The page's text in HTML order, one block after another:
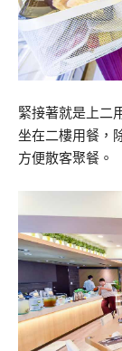
緊接著就是上二
坐在二樓用餐，
方便散客聚餐。